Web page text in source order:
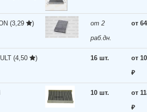
(3,29 )
от 2
раб.дн.
от
(4,50 ) 16 шт.
от
₽
10 шт.
от
₽